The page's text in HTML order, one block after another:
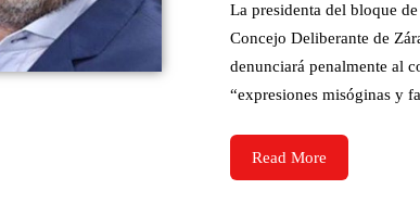
La presidenta del bloque
Concejo Deliberante de
denunciará penalmente al
“expresiones misóginas y
Read More